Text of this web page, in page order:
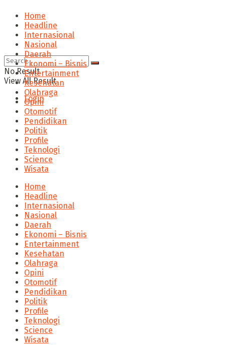
No Result
View All Result
Login
Home
Headline
Internasional
Nasional
Daerah
Ekonomi – Bisnis
Entertainment
Kesehatan
Olahraga
Opini
Otomotif
Pendidikan
Politik
Profile
Teknologi
Science
Wisata
Home
Headline
Internasional
Nasional
Daerah
Ekonomi – Bisnis
Entertainment
Kesehatan
Olahraga
Opini
Otomotif
Pendidikan
Politik
Profile
Teknologi
Science
Wisata